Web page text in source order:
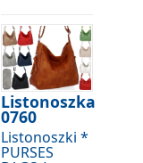
Listonoszka
0760
Listonoszki *
PURSES